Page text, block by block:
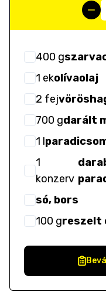
400 g
1 ekolívaolaj
2 fej
700 gdarált
1 l
1
konzerv
só, bors
100 greszelt